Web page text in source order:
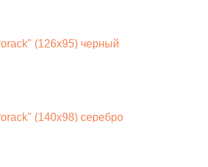
(126х95) черный
(140х98) серебро